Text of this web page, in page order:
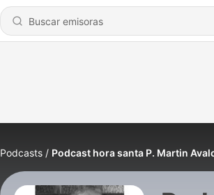
Podcasts Podcast hora santa P. Martin